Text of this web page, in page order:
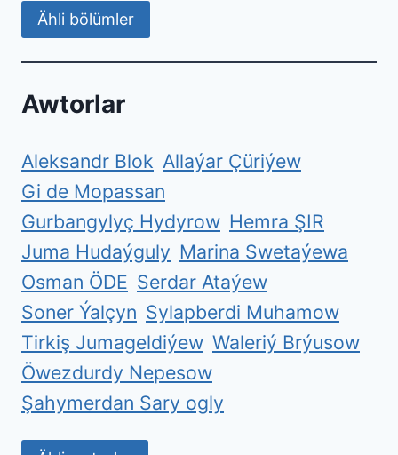
Ähli bölümler
Awtorlar
Aleksandr Blok Allaýar Çüriýew
Gi de Mopassan
Gurbangylyç Hydyrow Hemra ŞIR
Juma Hudaýguly Marina Swetaýewa
Osman ÖDE Serdar Ataýew
Soner Ýalçyn Sylapberdi Muhamow
Tirkiş Jumageldiýew Waleriý Brýusow
Öwezdurdy Nepesow
Şahymerdan Sary ogly